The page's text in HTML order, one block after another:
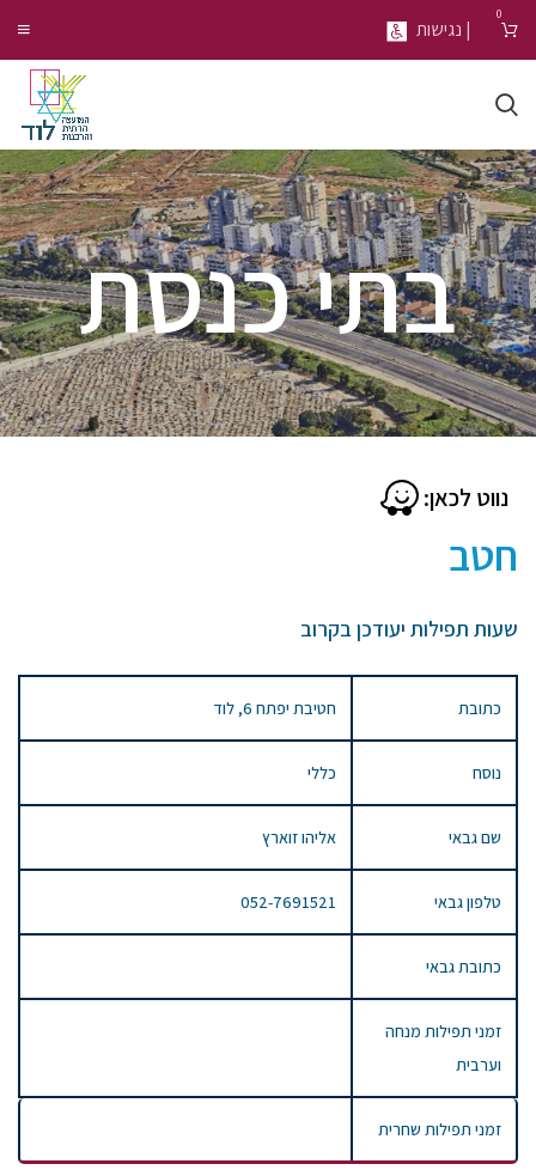
0
| נגישות
בתי כנסת
נווט לכאן:
חטב
שעות תפילות יעודכן בקרוב
כתובת חטיבת יפתח 6, לוד
נוסח כללי
שם גבאי אליהו זוארץ
טלפון גבאי 052-7691521
כתובת גבאי
זמני תפילות מנחה
וערבית
זמני תפילות שחרית